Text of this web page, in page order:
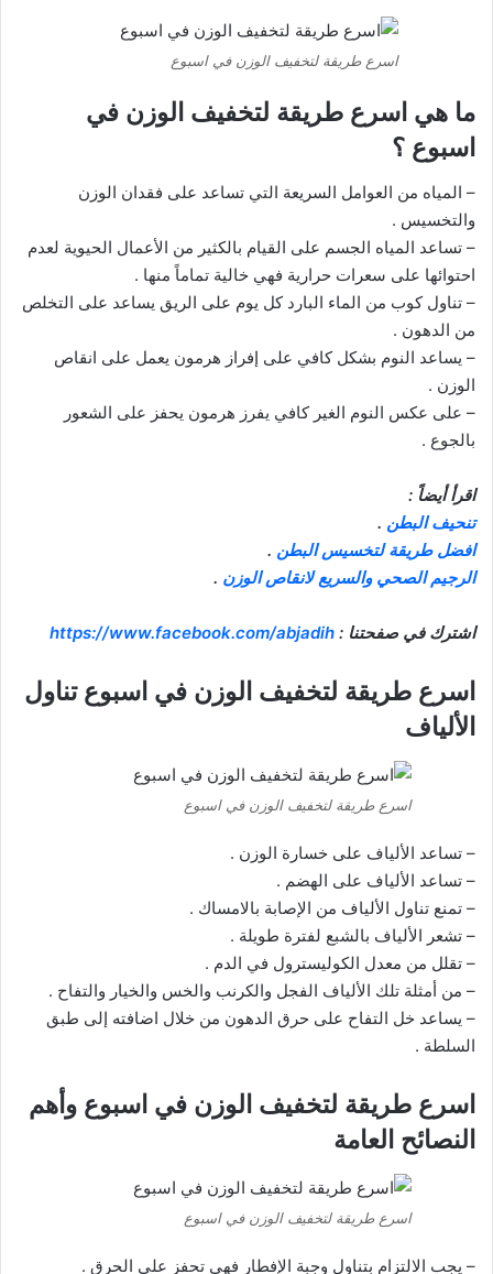
اسرع طريقة لتخفيف الوزن في اسبوع
ما هي اسرع طريقة لتخفيف الوزن في
اسبوع ؟
– المياه من العوامل السريعة التي تساعد على فقدان الوزن
والتخسيس .
– تساعد المياه الجسم على القيام بالكثير من الأعمال الحيوية لعدم
احتوائها على سعرات حرارية فهي خالية تماماً منها .
– تناول كوب من الماء البارد كل يوم على الريق يساعد على التخلص
من الدهون .
– يساعد النوم بشكل كافي على إفراز هرمون يعمل على انقاص
الوزن .
– على عكس النوم الغير كافي يفرز هرمون يحفز على الشعور
بالجوع .
اقرأ أيضاً :
تنحيف البطن .
افضل طريقة لتخسيس البطن .
الرجيم الصحي والسريع لانقاص الوزن .
اشترك في صفحتنا : https://www.facebook.com/abjadih
اسرع طريقة لتخفيف الوزن في اسبوع تناول
الألياف
اسرع طريقة لتخفيف الوزن في اسبوع
– تساعد الألياف على خسارة الوزن .
– تساعد الألياف على الهضم .
– تمنع تناول الألياف من الإصابة بالامساك .
– تشعر الألياف بالشبع لفترة طويلة .
– تقلل من معدل الكوليسترول في الدم .
– من أمثلة تلك الألياف الفجل والكرنب والخس والخيار والتفاح .
– يساعد خل التفاح على حرق الدهون من خلال اضافته إلى طبق
السلطة .
اسرع طريقة لتخفيف الوزن في اسبوع وأهم
النصائح العامة
اسرع طريقة لتخفيف الوزن في اسبوع
– يجب الالتزام بتناول وجبة الإفطار فهي تحفز على الحرق .